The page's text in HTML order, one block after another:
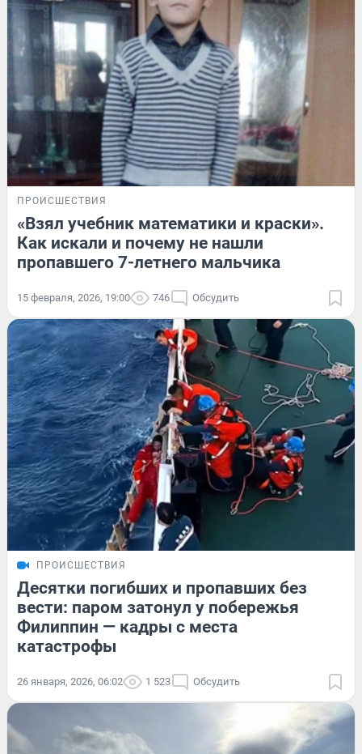
ПРОИСШЕСТВИЯ
«Взял учебник математики и краски».
Как искали и почему не нашли
пропавшего 7-летнего мальчика
15 февраля, 2026, 19:00 746 Обсудить
ПРОИСШЕСТВИЯ
Десятки погибших и пропавших без
вести: паром затонул у побережья
Филиппин — кадры с места
катастрофы
26 января, 2026, 06:02 1 523 Обсудить